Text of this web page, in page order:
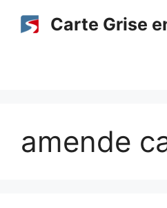
Carte Grise
amende